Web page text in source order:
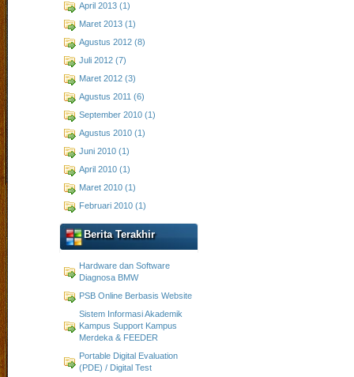
April 2013 (1)
Maret 2013 (1)
Agustus 2012 (8)
Juli 2012 (7)
Maret 2012 (3)
Agustus 2011 (6)
September 2010 (1)
Agustus 2010 (1)
Juni 2010 (1)
April 2010 (1)
Maret 2010 (1)
Februari 2010 (1)
Berita Terakhir
Hardware dan Software
Diagnosa BMW
PSB Online Berbasis Website
Sistem Informasi Akademik
Kampus Support Kampus
Merdeka & FEEDER
Portable Digital Evaluation
(PDE) / Digital Test